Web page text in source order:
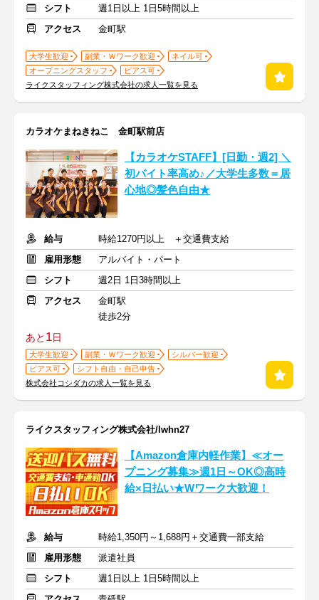
シフト
週1日以上 1日5時間以上
アクセス
金町駅
大学生歓迎 副業・Ｗワーク歓迎
ネイル可
オープニングスタッフ
ピアス可
ライクスタッフィング株式会社の求人一覧を見る
カラオケまねきねこ 金町駅前店
【カラオケSTAFF】[日勤・週2] ＼
初バイト率高め♪／大学生多数＝居
心地◎髪色自由★
給与
時給1270円以上 ＋交通費支給
雇用形態
アルバイト・パート
シフト
週2日 1日3時間以上
アクセス
金町駅
徒歩2分
あと 1日
大学生歓迎 副業・Ｗワーク歓迎
シルバー歓迎
ピアス可
シフト自由・自己申告
株式会社コシダカの求人一覧を見る
ライクスタッフィング株式会社/lwhn27
【Amazon倉庫内軽作業】≪オー
プニング募集≫週1日～OK◎高時
給×日払い★Wワーク大歓迎！
給与
時給1,350円～1,688円＋交通費一部支給
雇用形態
派遣社員
シフト
週1日以上 1日5時間以上